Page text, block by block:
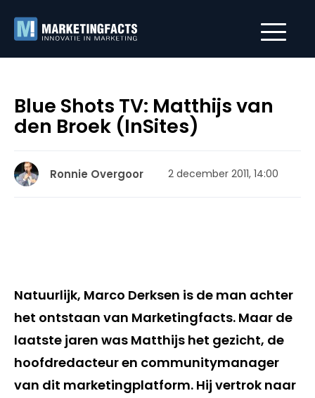
Blue Shots TV: Matthijs van
den Broek (InSites)
Ronnie Overgoor 2 december 2011, 14:00
Natuurlijk, Marco Derksen is de man achter
het ontstaan van Marketingfacts. Maar de
laatste jaren was Matthijs het gezicht, de
hoofdredacteur en communitymanager
van dit marketingplatform. Hij vertrok naar